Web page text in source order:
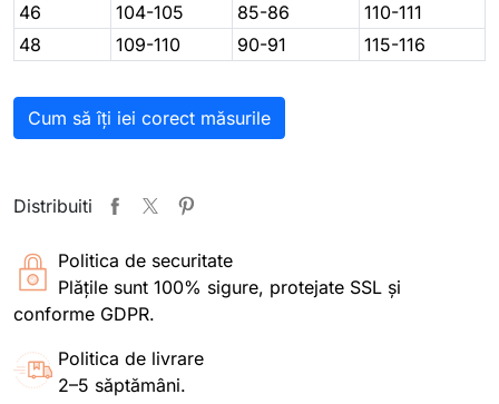
46
104-105 85-86
110-111
48
109-110 90-91 115-116
Cum să îți iei corect măsurile
Distribuiti
Politica de securitate
Plățile sunt 100% sigure, protejate SSL și
conforme GDPR.
Politica de livrare
2–5 săptămâni.